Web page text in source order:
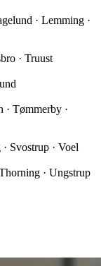
· Lemming ·
· Truust
· Tømmerby ·
Svostrup · Voel
· Ungstrup